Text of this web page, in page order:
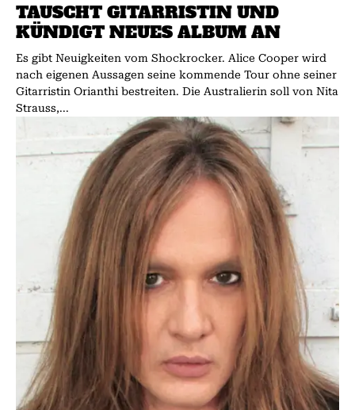
TAUSCHT GITARRISTIN UND
KÜNDIGT NEUES ALBUM AN
Es gibt Neuigkeiten vom Shockrocker. Alice Cooper wird
nach eigenen Aussagen seine kommende Tour ohne seiner
Gitarristin Orianthi bestreiten. Die Australierin soll von Nita
Strauss,...